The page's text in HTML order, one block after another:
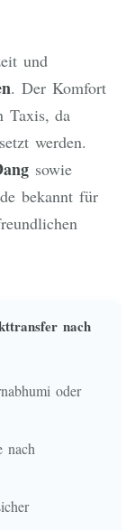
und
. Der Komfort
Taxis, da
werden.
sowie
bekannt für
nach
oder
nach